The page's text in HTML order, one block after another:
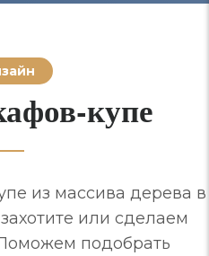
купе
из массива дерева в
или сделаем
подобрать